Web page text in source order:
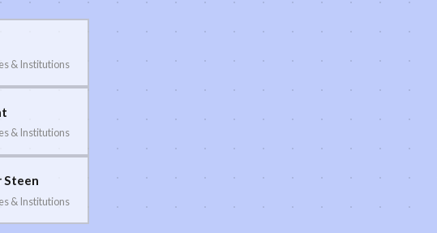
& Institutions
& Institutions
Steen
& Institutions